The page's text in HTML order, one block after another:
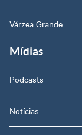
Várzea Grande
Mídias
Podcasts
Notícias